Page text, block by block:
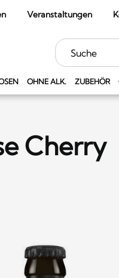
Veranstaltungen
OHNE ALK. ZUBEHÖR
Stichwörter
Cherry